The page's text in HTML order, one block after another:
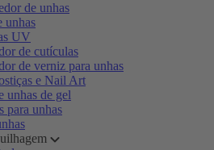
de unhas
unhas
UV
de cutículas
de verniz para unhas
e Nail Art
unhas de gel
para unhas